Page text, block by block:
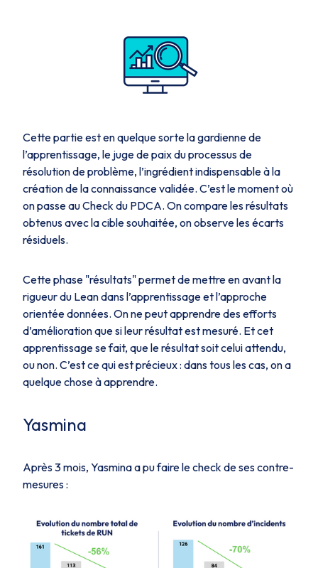
Cette partie est en quelque sorte la gardienne de
l’apprentissage, le juge de paix du processus de
résolution de problème, l’ingrédient indispensable à la
création de la connaissance validée. C’est le moment où
on passe au Check du PDCA. On compare les résultats
obtenus avec la cible souhaitée, on observe les écarts
résiduels.
Cette phase "résultats" permet de mettre en avant la
rigueur du Lean dans l’apprentissage et l’approche
orientée données. On ne peut apprendre des efforts
d’amélioration que si leur résultat est mesuré. Et cet
apprentissage se fait, que le résultat soit celui attendu,
ou non. C’est ce qui est précieux : dans tous les cas, on a
quelque chose à apprendre.
Yasmina
Après 3 mois, Yasmina a pu faire le check de ses contre-
mesures :